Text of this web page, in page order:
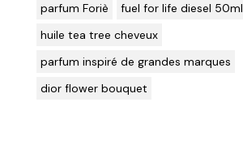
parfum Foriè
fuel for life diesel 50ml
huile tea tree cheveux
parfum inspiré de grandes marques
dior flower bouquet